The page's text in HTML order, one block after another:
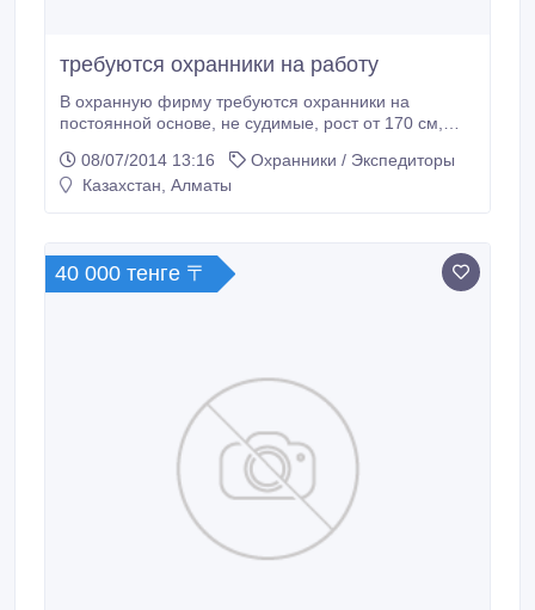
требуются охранники на работу
В охранную фирму требуются охранники на
постоянной основе, не судимые, рост от 170 см,
Зарплата при собеседовании от 45000 до 70000
тенге плюс соцпакет. График: сутки - через двое или
08/07/2014 13:16
Охранники / Экспедиторы
Казахстан, Алматы
40 000 тенге 〒